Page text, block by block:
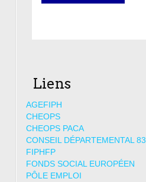
Liens
AGEFIPH
CHEOPS
CHEOPS PACA
CONSEIL DÉPARTEMENTAL 83
FIPHFP
FONDS SOCIAL EUROPÉEN
PÔLE EMPLOI